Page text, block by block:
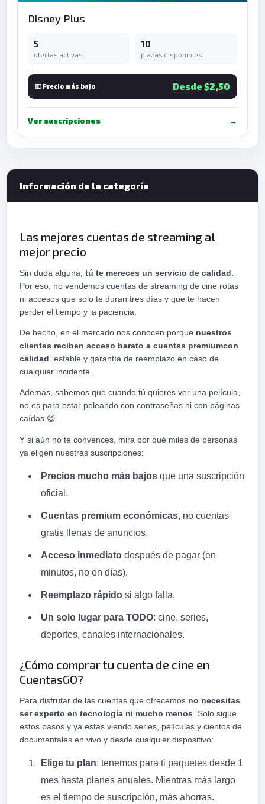
Disney Plus
5
ofertas activas
10
plazas disponibles
💶 Precio más bajo Desde $2,50
Ver suscripciones →
Información de la categoría
Las mejores cuentas de streaming al
mejor precio
Sin duda alguna, tú te mereces un servicio de calidad.
Por eso, no vendemos cuentas de streaming de cine rotas
ni accesos que solo te duran tres días y que te hacen
perder el tiempo y la paciencia.
De hecho, en el mercado nos conocen porque nuestros
clientes reciben acceso barato a cuentas premiumcon
calidad estable y garantía de reemplazo en caso de
cualquier incidente.
Además, sabemos que cuando tú quieres ver una película,
no es para estar peleando con contraseñas ni con páginas
caídas 😉.
Y si aún no te convences, mira por qué miles de personas
ya eligen nuestras suscripciones:
Precios mucho más bajos que una suscripción
oficial.
Cuentas premium económicas, no cuentas
gratis llenas de anuncios.
Acceso inmediato después de pagar (en
minutos, no en días).
Reemplazo rápido si algo falla.
Un solo lugar para TODO: cine, series,
deportes, canales internacionales.
¿Cómo comprar tu cuenta de cine en
CuentasGO?
Para disfrutar de las cuentas que ofrecemos no necesitas
ser experto en tecnología ni mucho menos . Solo sigue
estos pasos y ya estás viendo series, películas y cientos de
documentales en vivo y desde cualquier dispositivo:
Elige tu plan: tenemos para ti paquetes desde 1
mes hasta planes anuales. Mientras más largo
es el tiempo de suscripción, más ahorras.